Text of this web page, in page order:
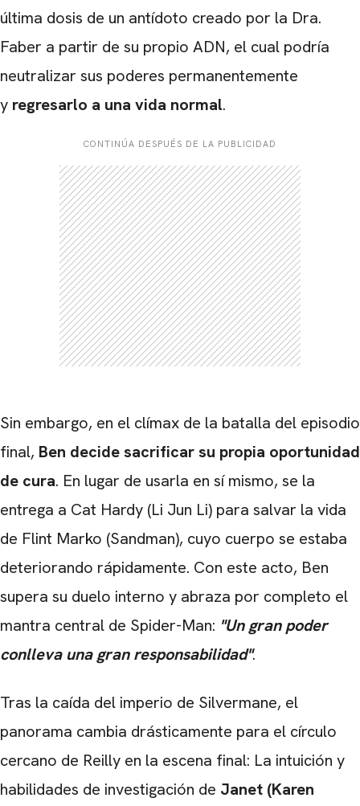
última dosis de un antídoto creado por la Dra.
Faber a partir de su propio ADN, el cual podría
neutralizar sus poderes permanentemente
y regresarlo a una vida normal.
CONTINÚA DESPUÉS DE LA PUBLICIDAD
Sin embargo, en el clímax de la batalla del episodio
final, Ben decide sacrificar su propia oportunidad
de cura. En lugar de usarla en sí mismo, se la
entrega a Cat Hardy (Li Jun Li) para salvar la vida
de Flint Marko (Sandman), cuyo cuerpo se estaba
deteriorando rápidamente. Con este acto, Ben
supera su duelo interno y abraza por completo el
mantra central de Spider-Man: "Un gran poder
conlleva una gran responsabilidad".
Tras la caída del imperio de Silvermane, el
panorama cambia drásticamente para el círculo
cercano de Reilly en la escena final: La intuición y
habilidades de investigación de Janet (Karen